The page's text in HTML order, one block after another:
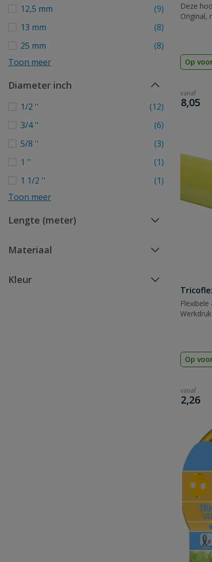
12,5 mm
(9)
13 mm
(8)
25 mm
(8)
Toon meer
Diameter inch
1/2 ''
(12)
3/4 ''
(6)
5/8 ''
(3)
1 ''
(1)
1 1/2 ''
(1)
Toon meer
Lengte (meter)
Materiaal
Kleur
Deze
Original,
Op
vanaf
€
8,05
Op
vanaf
€
2,26